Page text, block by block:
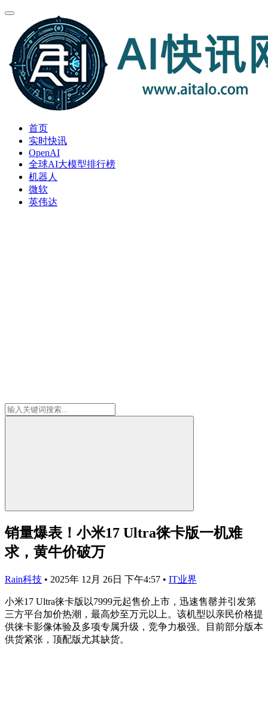
首页
实时快讯
OpenAI
全球AI大模型排行榜
机器人
微软
英伟达
销量爆表！小米17 Ultra徕卡版一机难
求，黄牛价破万
Rain科技 • 2025年 12月 26日 下午4:57 • IT业界
小米17 Ultra徕卡版以7999元起售价上市，迅速售罄并引发第
三方平台加价热潮，最高炒至万元以上。该机型以亲民价格提
供徕卡影像体验及多项专属升级，竞争力极强。目前部分版本
供货紧张，顶配版尤其缺货。